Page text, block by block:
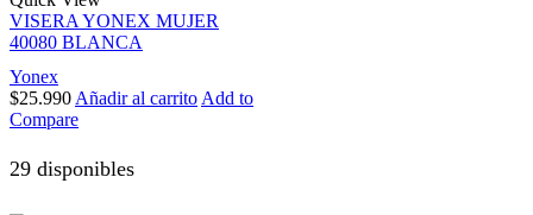
VISERA YONEX MUJER
40080 BLANCA
Yonex
$25.990 Añadir al carrito Add to
Compare
29 disponibles